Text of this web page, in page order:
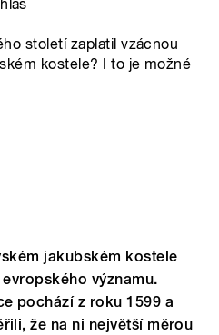
století zaplatil vzácnou
kostele? I to je možné
jakubském kostele
významu.
pochází z roku 1599 a
že na ni největší měrou